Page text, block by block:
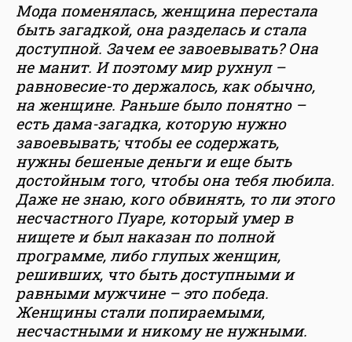
Мода поменялась, женщина перестала
быть загадкой, она разделась и стала
доступной. Зачем ее завоевывать? Она
не манит. И поэтому мир рухнул –
равновесие-то держалось, как обычно,
на женщине. Раньше было понятно –
есть дама-загадка, которую нужно
завоевывать; чтобы ее содержать,
нужны бешеные деньги и еще быть
достойным того, чтобы она тебя любила.
Даже не знаю, кого обвинять, то ли этого
несчастного Пуаре, который умер в
нищете и был наказан по полной
программе, либо глупых женщин,
решивших, что быть доступными и
равными мужчине – это победа.
Женщины стали попираемыми,
несчастными и никому не нужными.